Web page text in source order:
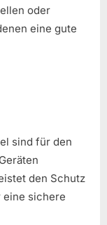
oder
eine gute
sind für den
den Schutz
sichere